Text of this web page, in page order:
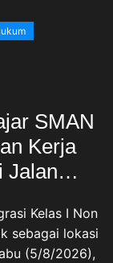
SMAN
Kerja
Jalan
Kelas I Non
sebagai lokasi
(5/8/2026),